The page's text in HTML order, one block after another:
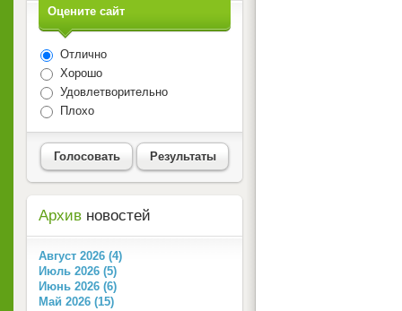
Оцените сайт
Отлично
Хорошо
Удовлетворительно
Плохо
Голосовать Результаты
Архив новостей
Август 2026 (4)
Июль 2026 (5)
Июнь 2026 (6)
Май 2026 (15)